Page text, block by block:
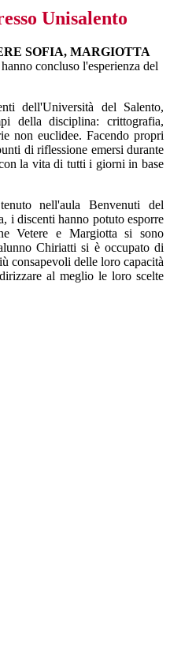
Unisalento
SOFIA, MARGIOTTA
hanno concluso l'esperienza del
dell'Università del Salento,
della disciplina: crittografia,
non euclidee. Facendo propri
di riflessione emersi durante
la vita di tutti i giorni in base
nell'aula Benvenuti del
i discenti hanno potuto esporre
Vetere e Margiotta si sono
Chiriatti si è occupato di
consapevoli delle loro capacità
al meglio le loro scelte